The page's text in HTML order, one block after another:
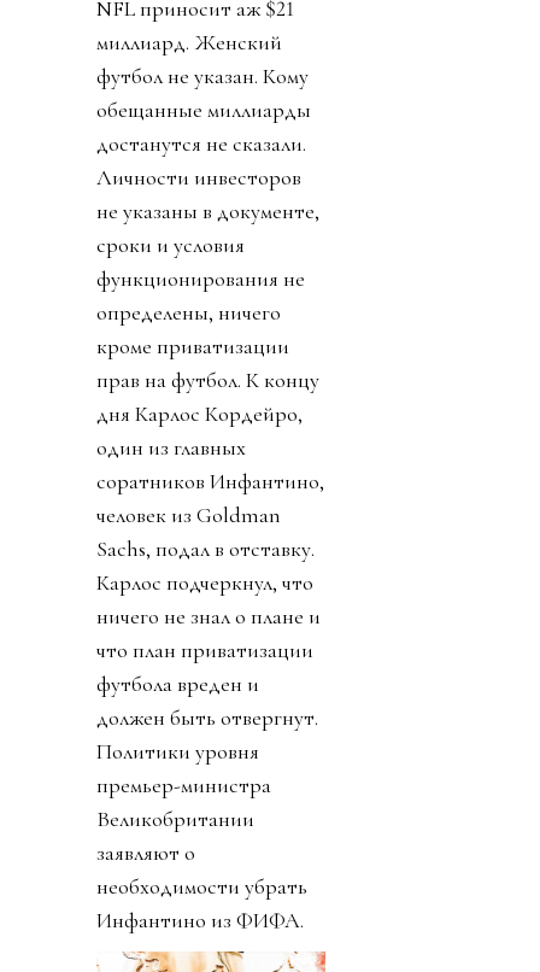
NFL приносит аж $21
миллиард. Женский
футбол не указан. Кому
обещанные миллиарды
достанутся не сказали.
Личности инвесторов
не указаны в документе,
сроки и условия
функционирования не
определены, ничего
кроме приватизации
прав на футбол. К концу
дня Карлос Кордейро,
один из главных
соратников Инфантино,
человек из Goldman
Sachs, подал в отставку.
Карлос подчеркнул, что
ничего не знал о плане и
что план приватизации
футбола вреден и
должен быть отвергнут.
Политики уровня
премьер-министра
Великобритании
заявляют о
необходимости убрать
Инфантино из ФИФА.